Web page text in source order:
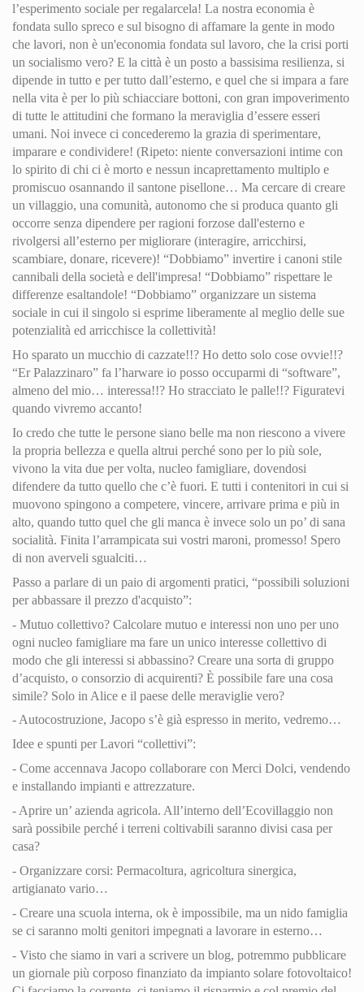
l’esperimento sociale per regalarcela! La nostra economia è
fondata sullo spreco e sul bisogno di affamare la gente in modo
che lavori, non è un'economia fondata sul lavoro, che la crisi porti
un socialismo vero? E la città è un posto a bassisima resilienza, si
dipende in tutto e per tutto dall’esterno, e quel che si impara a fare
nella vita è per lo più schiacciare bottoni, con gran impoverimento
di tutte le attitudini che formano la meraviglia d’essere esseri
umani. Noi invece ci concederemo la grazia di sperimentare,
imparare e condividere! (Ripeto: niente conversazioni intime con
lo spirito di chi ci è morto e nessun incaprettamento multiplo e
promiscuo osannando il santone pisellone… Ma cercare di creare
un villaggio, una comunità, autonomo che si produca quanto gli
occorre senza dipendere per ragioni forzose dall'esterno e
rivolgersi all’esterno per migliorare (interagire, arricchirsi,
scambiare, donare, ricevere)! “Dobbiamo” invertire i canoni stile
cannibali della società e dell'impresa! “Dobbiamo” rispettare le
differenze esaltandole! “Dobbiamo” organizzare un sistema
sociale in cui il singolo si esprime liberamente al meglio delle sue
potenzialità ed arricchisce la collettività!
Ho sparato un mucchio di cazzate!!? Ho detto solo cose ovvie!!?
“Er Palazzinaro” fa l’harware io posso occuparmi di “software”,
almeno del mio… interessa!!? Ho stracciato le palle!!? Figuratevi
quando vivremo accanto!
Io credo che tutte le persone siano belle ma non riescono a vivere
la propria bellezza e quella altrui perché sono per lo più sole,
vivono la vita due per volta, nucleo famigliare, dovendosi
difendere da tutto quello che c’è fuori. E tutti i contenitori in cui si
muovono spingono a competere, vincere, arrivare prima e più in
alto, quando tutto quel che gli manca è invece solo un po’ di sana
socialità. Finita l’arrampicata sui vostri maroni, promesso! Spero
di non averveli sgualciti…
Passo a parlare di un paio di argomenti pratici, “possibili soluzioni
per abbassare il prezzo d'acquisto”:
- Mutuo collettivo? Calcolare mutuo e interessi non uno per uno
ogni nucleo famigliare ma fare un unico interesse collettivo di
modo che gli interessi si abbassino? Creare una sorta di gruppo
d’acquisto, o consorzio di acquirenti? È possibile fare una cosa
simile? Solo in Alice e il paese delle meraviglie vero?
- Autocostruzione, Jacopo s’è già espresso in merito, vedremo…
Idee e spunti per Lavori “collettivi”:
- Come accennava Jacopo collaborare con Merci Dolci, vendendo
e installando impianti e attrezzature.
- Aprire un’ azienda agricola. All’interno dell’Ecovillaggio non
sarà possibile perché i terreni coltivabili saranno divisi casa per
casa?
- Organizzare corsi: Permacoltura, agricoltura sinergica,
artigianato vario…
- Creare una scuola interna, ok è impossibile, ma un nido famiglia
se ci saranno molti genitori impegnati a lavorare in esterno…
- Visto che siamo in vari a scrivere un blog, potremmo pubblicare
un giornale più corposo finanziato da impianto solare fotovoltaico!